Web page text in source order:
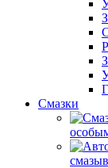
Смазки